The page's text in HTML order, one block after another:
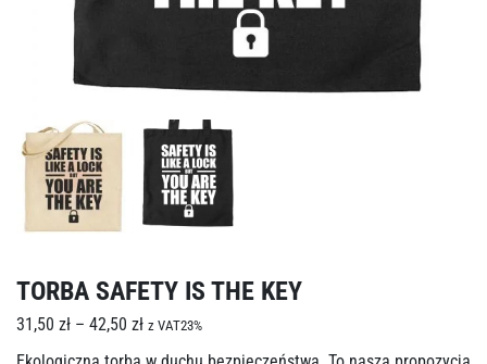
TORBA SAFETY IS THE KEY
31,50 zł – 42,50 zł z VAT23%